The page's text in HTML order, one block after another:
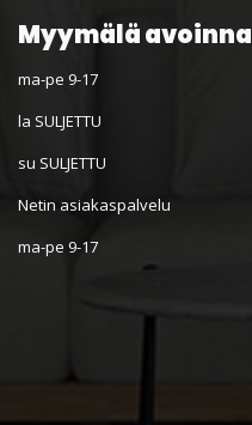
Myymälä avoinna
ma-pe 9-17
la SULJETTU
su SULJETTU
Netin asiakaspalvelu
ma-pe 9-17